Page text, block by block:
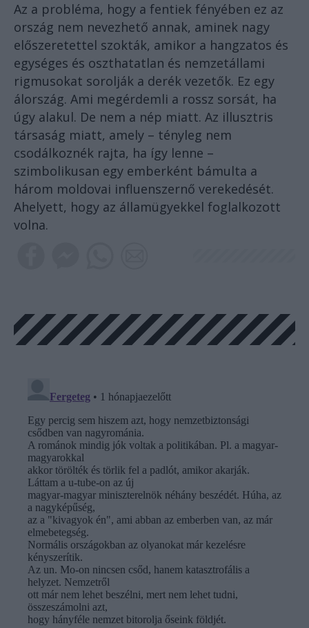
Az a probléma, hogy a fentiek fényében ez az
ország nem nevezhető annak, aminek nagy
előszeretettel szokták, amikor a hangzatos és
egységes és oszthatatlan és nemzetállami
rigmusokat sorolják a derék vezetők. Ez egy
álország. Ami megérdemli a rossz sorsát, ha
úgy alakul. De nem a nép miatt. Az illusztris
társaság miatt, amely – tényleg nem
csodálkoznék rajta, ha így lenne –
szimbolikusan egy emberként bámulta a
három moldovai influenszernő verekedését.
Ahelyett, hogy az államügyekkel foglalkozott
volna.